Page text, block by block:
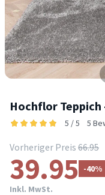
Hochflor Teppich
5 / 5 5
Vorheriger Preis 66.95
39.95 -40%
Inkl. MwSt.